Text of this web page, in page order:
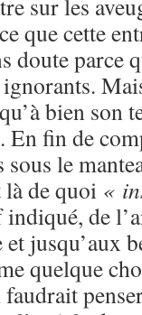
sur les
que cette
doute parce
bien son
fin de
le
de quoi «
de
jusqu’aux
quelque
faudrait